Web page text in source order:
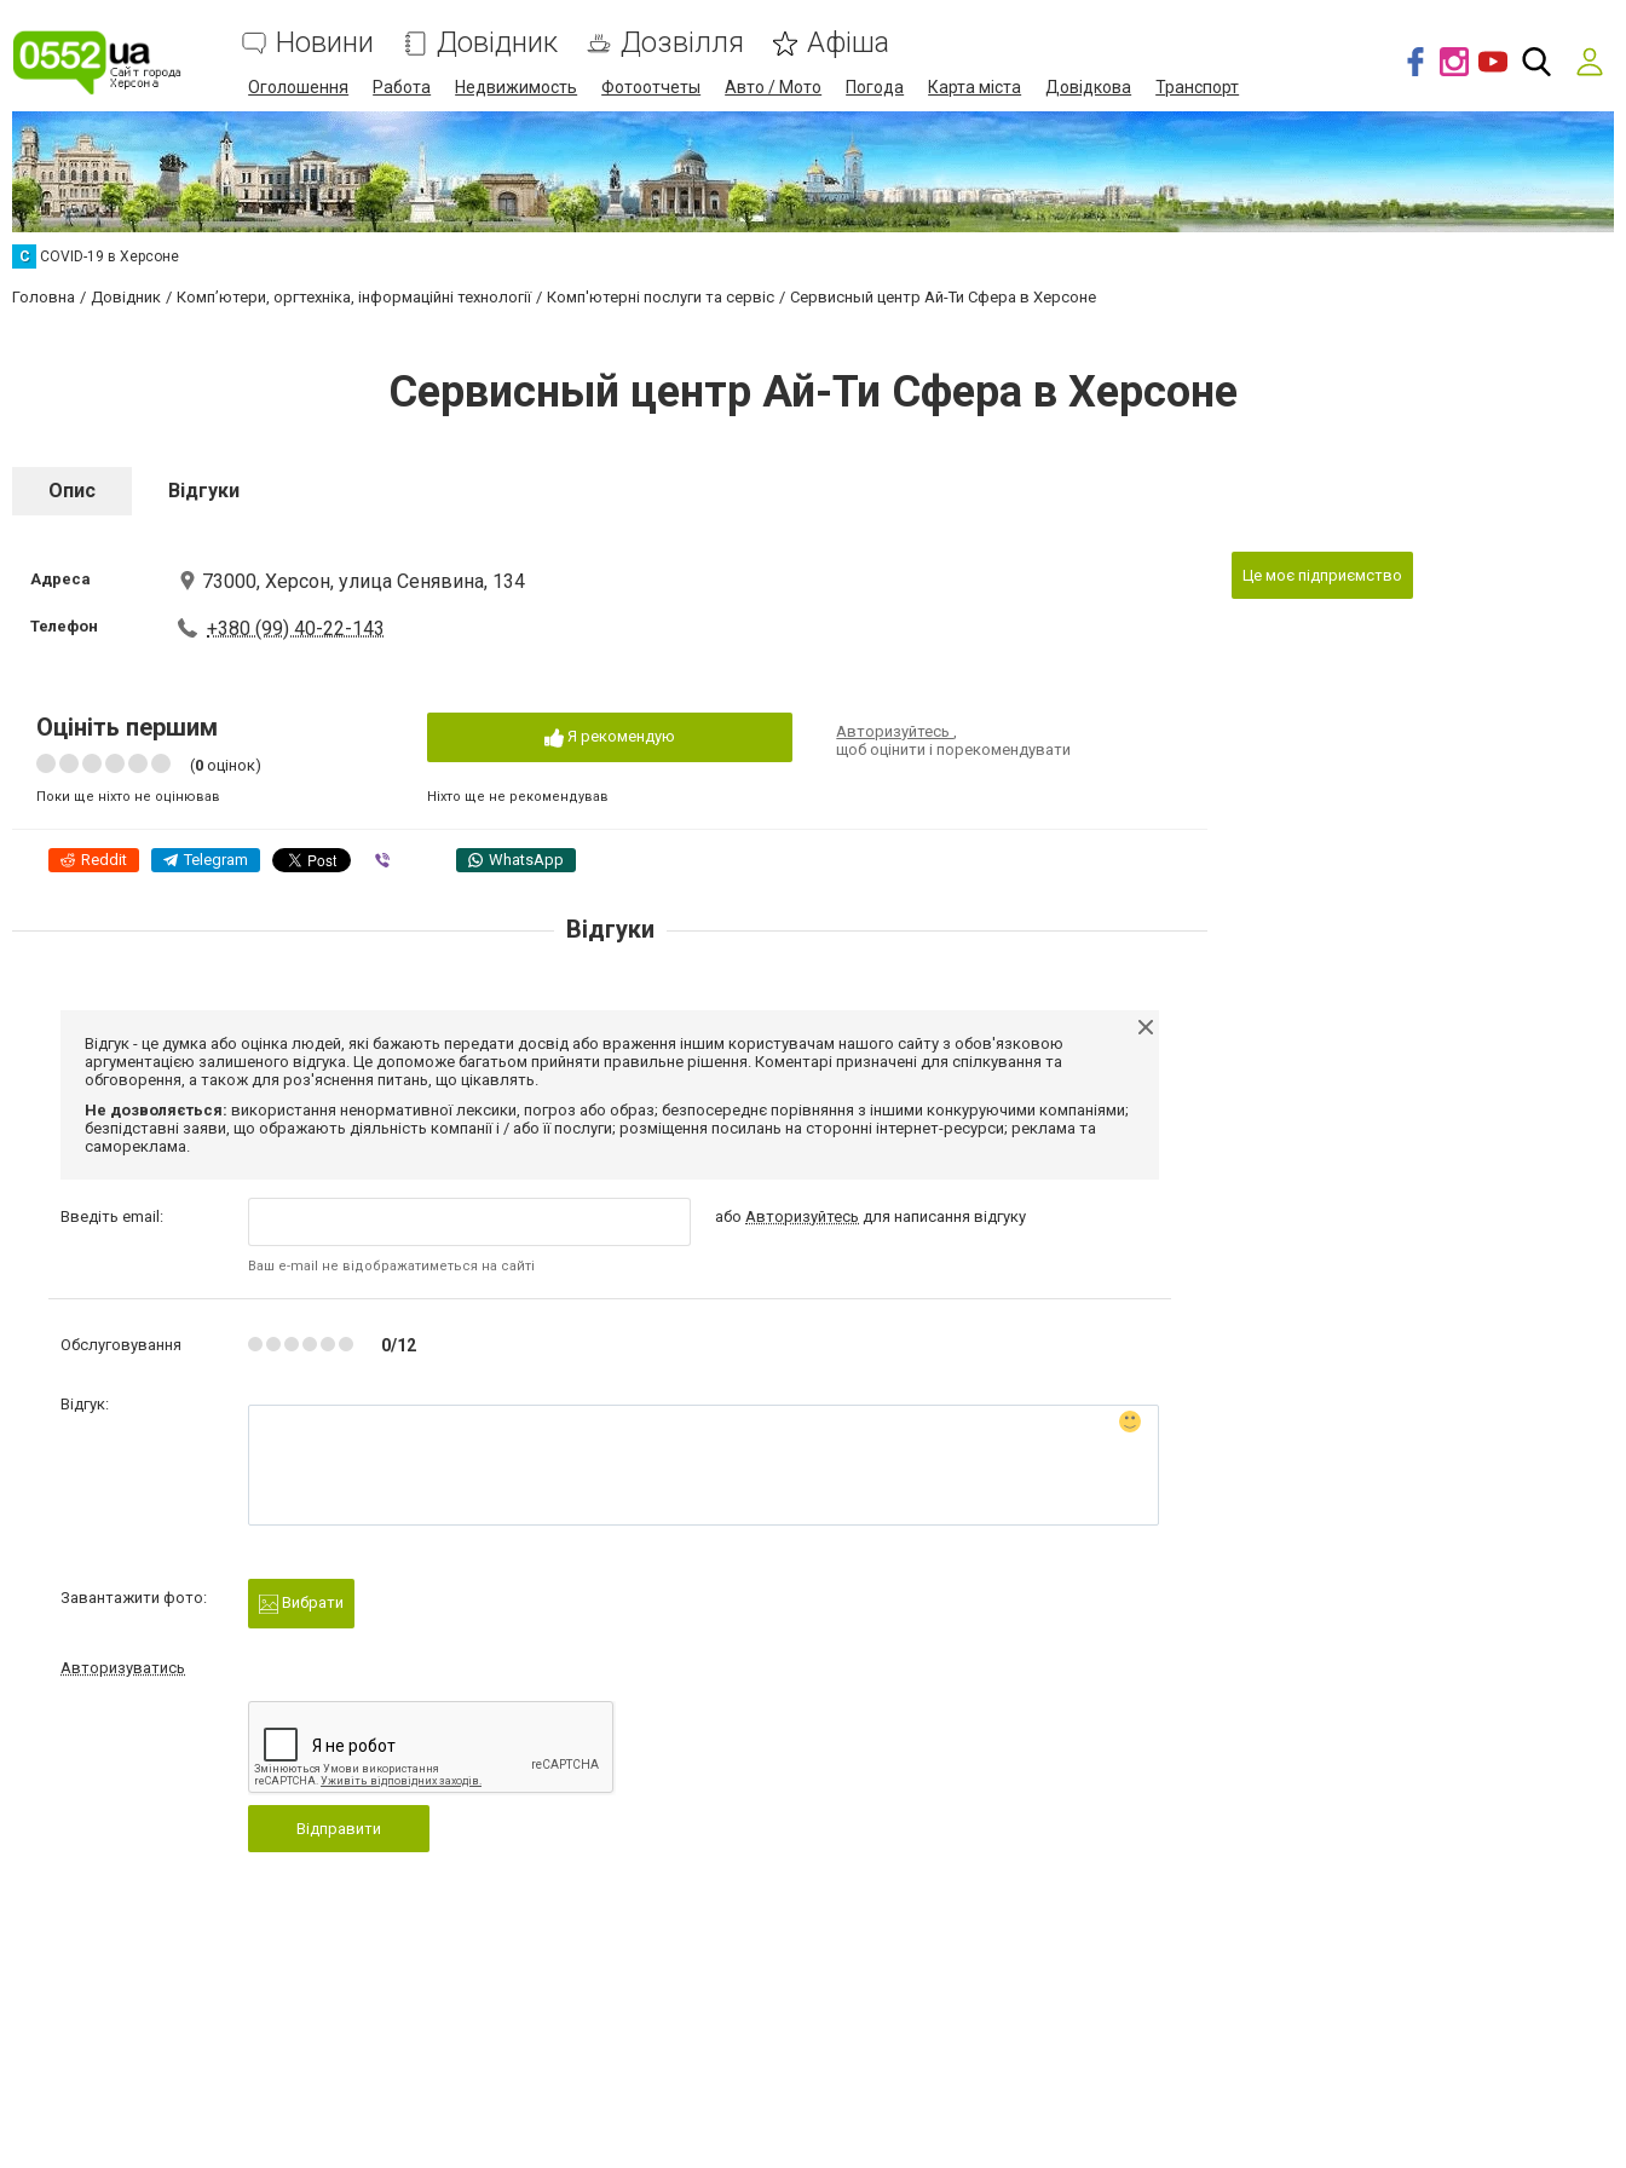
Новини Довідник Дозвілля Афіша
Оголошення Работа Недвижимость Фотоотчеты Авто / Мото Погода Карта міста Довідкова Транспорт
C COVID-19 в Херсоне
Головна Довідник Комп’ютери, оргтехніка, інформаційні технології Комп'ютерні послуги та сервіс Сервисный центр Ай-Ти Сфера в Херсоне
Сервисный центр Ай-Ти Сфера в Херсоне
Опис Відгуки
Адреса 73000, Херсон, улица Сенявина, 134
Телефон +380 (99) 40-22-143
Оцініть першим
(0 оцінок)
Поки ще ніхто не оцінював
Я рекомендую
Ніхто ще не рекомендував
Авторизуйтесь,
щоб оцінити і порекомендувати
Reddit Telegram WhatsApp
Це моє підприємство
Відгуки
Відгук - це думка або оцінка людей, які бажають передати досвід або враження іншим користувачам нашого сайту з обов'язковою
аргументацією залишеного відгука. Це допоможе багатьом прийняти правильне рішення. Коментарі призначені для спілкування та
обговорення, а також для роз'яснення питань, що цікавлять.
Не дозволяється: використання ненормативної лексики, погроз або образ; безпосереднє порівняння з іншими конкуруючими компаніями;
безпідставні заяви, що ображають діяльність компанії і / або її послуги; розміщення посилань на сторонні інтернет-ресурси; реклама та
самореклама.
Введіть email:
Ваш e-mail не відображатиметься на сайті
абоАвторизуйтесь для написання відгуку
Обслуговування 0/12
Відгук:
Завантажити фото: Вибрати
Авторизуватись
Відправити